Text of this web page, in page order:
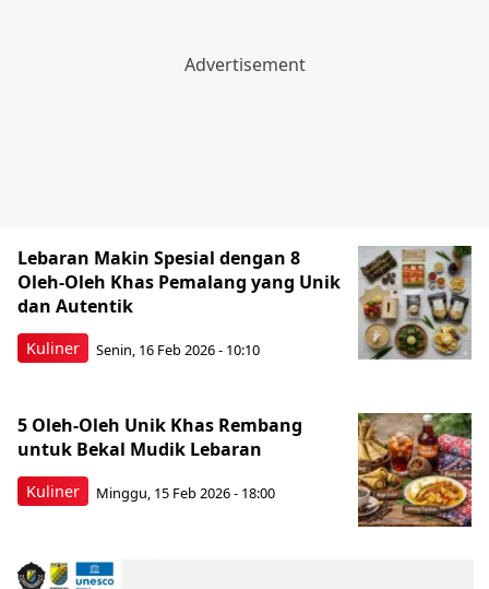
Kuliner
Lebaran Makin Spesial dengan 8
Oleh-Oleh Khas Pemalang yang Unik
dan Autentik
Senin, 16 Feb 2026 - 10:10
Kuliner
5 Oleh-Oleh Unik Khas Rembang
untuk Bekal Mudik Lebaran
Minggu, 15 Feb 2026 - 18:00